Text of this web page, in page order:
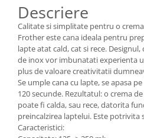
Descriere
Calitate si simplitate pentru o
Frother este cana ideala pentru
lapte atat cald, cat si rece.
de inox vor imbunatati experienta
plus de valoare creativitatii
Se umple cana cu lapte, se apasa
120 secunde. Rezultatul: o crema
poate fi calda, sau rece, datorita
preincalzirea laptelui. Este potrivita
Caracteristici: